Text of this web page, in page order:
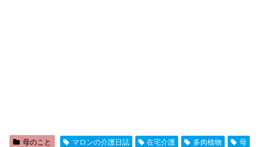
母のこと マロンの介護日誌 在宅介護 多肉植物
母